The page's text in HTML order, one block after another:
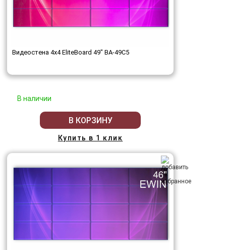
Видеостена 4x4 EliteBoard 49" BA-49C5
В наличии
В КОРЗИНУ
Купить в 1 клик